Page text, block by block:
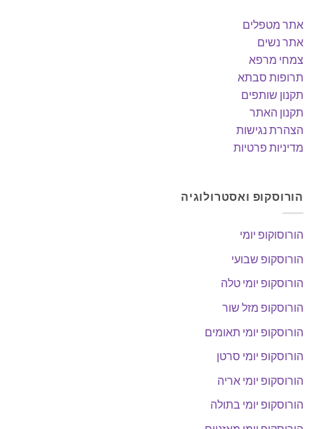
אתר מטפלים
אתר נשים
צמחי מרפא
תרופות סבתא
תקנון שותפים
תקנון האתר
הצהרת נגישות
מדיניות פרטיות
הורוסקופ ואסטרולוגיה
הורוסוקופ יומי
הורוסקופ שבועי
הורוסקופ יומי טלה
הורוסקופ מזל שור
הורוסקופ יומי תאומים
הורוסקופ יומי סרטן
הורוסקופ יומי אריה
הורוסקופ יומי בתולה